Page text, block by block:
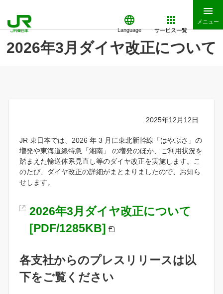
Language サービス一覧
メニュー
2026年3月ダイヤ改正について
2025年12月12日
JR 東日本では、2026 年 3 月に東北新幹線「はやぶさ」の
増発や東海道線特急「湘南」 の増発のほか、ご利用状況を
踏まえた輸送体系見直し等のダイヤ改正を実施します。こ
のたび、ダイヤ改正の詳細がまとまりましたので、お知ら
せします。
2026年3月ダイヤ改正について
[PDF/1285KB]
各支社からのプレスリリースは以
下をご覧ください